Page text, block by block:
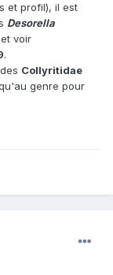
et profil), il est
Desorella
voir
.
Collyritidae
genre pour